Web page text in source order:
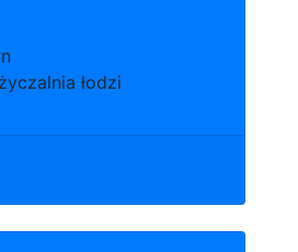
łodzi